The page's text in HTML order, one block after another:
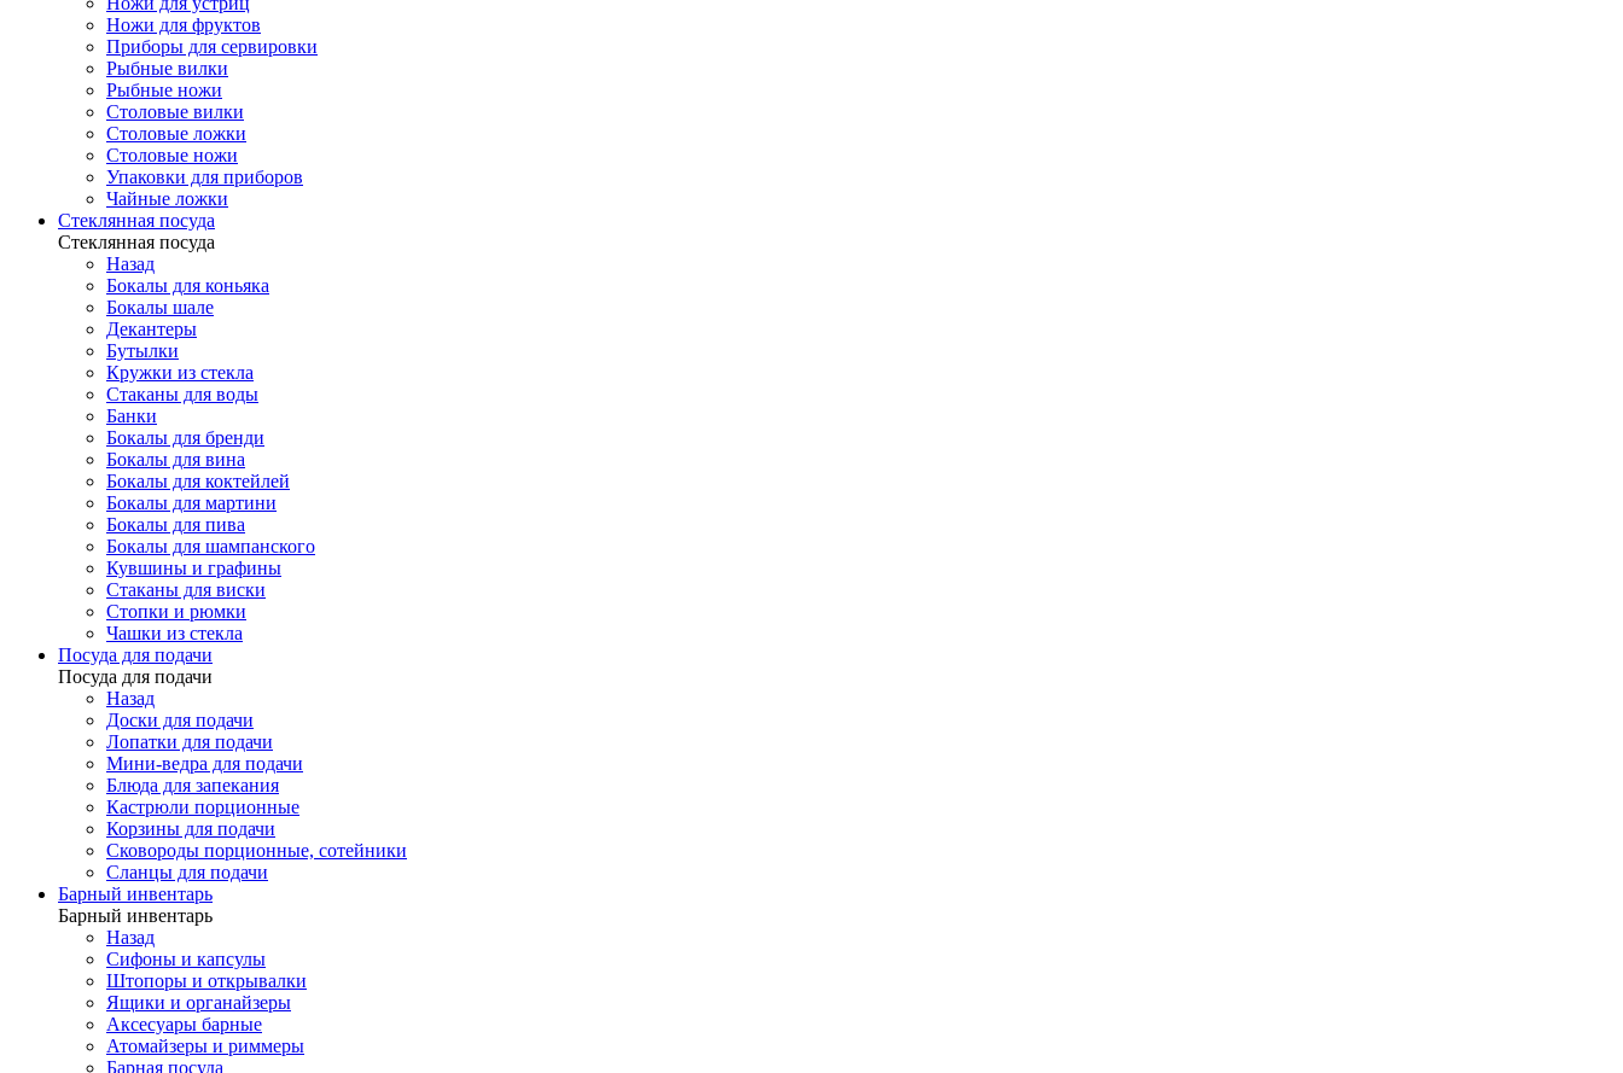
Ножи для фруктов
Приборы для сервировки
Рыбные вилки
Рыбные ножи
Столовые вилки
Столовые ложки
Столовые ножи
Упаковки для приборов
Чайные ложки
Стеклянная посуда
Стеклянная посуда
Назад
Бокалы для коньяка
Бокалы шале
Декантеры
Бутылки
Кружки из стекла
Стаканы для воды
Банки
Бокалы для бренди
Бокалы для вина
Бокалы для коктейлей
Бокалы для мартини
Бокалы для пива
Бокалы для шампанского
Кувшины и графины
Стаканы для виски
Стопки и рюмки
Чашки из стекла
Посуда для подачи
Посуда для подачи
Назад
Доски для подачи
Лопатки для подачи
Мини-ведра для подачи
Блюда для запекания
Кастрюли порционные
Корзины для подачи
Сковороды порционные, сотейники
Сланцы для подачи
Барный инвентарь
Барный инвентарь
Назад
Сифоны и капсулы
Штопоры и открывалки
Ящики и органайзеры
Аксесуары барные
Атомайзеры и риммеры
Барная посуда